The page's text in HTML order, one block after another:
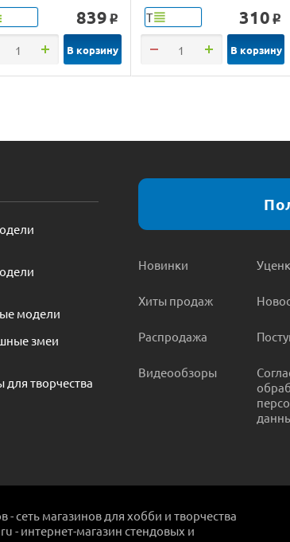
839 o
В корзину
Т 310 o
В корзину
модели
змеи
для творчества
Новинки
Хиты продаж
Распродажа
Видеообзоры
- сеть магазинов для хобби и творчества
- интернет-магазин стендовых и